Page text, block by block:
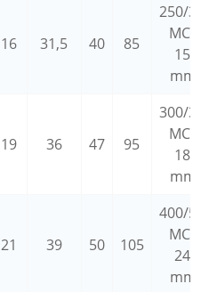
16 31,5 40 85
250/300
MCM
150
mm²
19 36 47 95
300/350
MCM
185
mm²
21 39 50 105
400/500
MCM
240
mm²